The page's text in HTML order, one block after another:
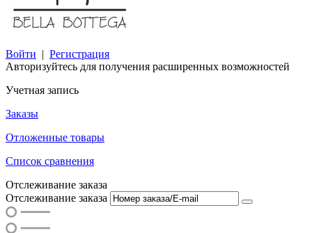
Войти | Регистрация
Авторизуйтесь для получения расширенных возможностей
Учетная запись
Заказы
Отложенные товары
Список сравнения
Отслеживание заказа
Отслеживание заказа